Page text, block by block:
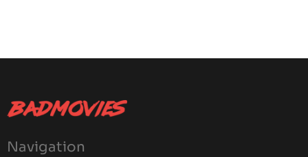
Navigation